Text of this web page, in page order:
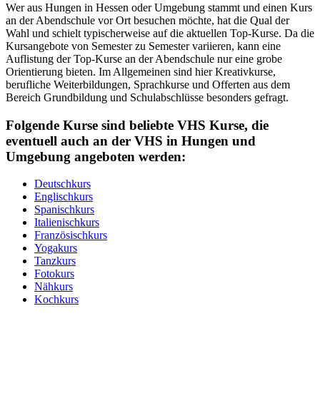
Wer aus Hungen in Hessen oder Umgebung stammt und einen Kurs
an der Abendschule vor Ort besuchen möchte, hat die Qual der
Wahl und schielt typischerweise auf die aktuellen Top-Kurse. Da die
Kursangebote von Semester zu Semester variieren, kann eine
Auflistung der Top-Kurse an der Abendschule nur eine grobe
Orientierung bieten. Im Allgemeinen sind hier Kreativkurse,
berufliche Weiterbildungen, Sprachkurse und Offerten aus dem
Bereich Grundbildung und Schulabschlüsse besonders gefragt.
Folgende Kurse sind beliebte VHS Kurse, die
eventuell auch an der VHS in Hungen und
Umgebung angeboten werden:
Deutschkurs
Englischkurs
Spanischkurs
Italienischkurs
Französischkurs
Yogakurs
Tanzkurs
Fotokurs
Nähkurs
Kochkurs